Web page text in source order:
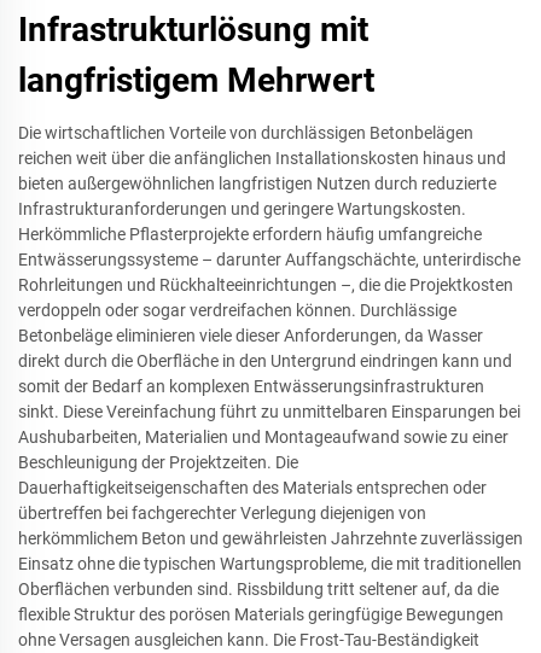
Infrastrukturlösung mit
langfristigem Mehrwert
Die wirtschaftlichen Vorteile von durchlässigen Betonbelägen
reichen weit über die anfänglichen Installationskosten hinaus und
bieten außergewöhnlichen langfristigen Nutzen durch reduzierte
Infrastrukturanforderungen und geringere Wartungskosten.
Herkömmliche Pflasterprojekte erfordern häufig umfangreiche
Entwässerungssysteme – darunter Auffangschächte, unterirdische
Rohrleitungen und Rückhalteeinrichtungen –, die die Projektkosten
verdoppeln oder sogar verdreifachen können. Durchlässige
Betonbeläge eliminieren viele dieser Anforderungen, da Wasser
direkt durch die Oberfläche in den Untergrund eindringen kann und
somit der Bedarf an komplexen Entwässerungsinfrastrukturen
sinkt. Diese Vereinfachung führt zu unmittelbaren Einsparungen bei
Aushubarbeiten, Materialien und Montageaufwand sowie zu einer
Beschleunigung der Projektzeiten. Die
Dauerhaftigkeitseigenschaften des Materials entsprechen oder
übertreffen bei fachgerechter Verlegung diejenigen von
herkömmlichem Beton und gewährleisten Jahrzehnte zuverlässigen
Einsatz ohne die typischen Wartungsprobleme, die mit traditionellen
Oberflächen verbunden sind. Rissbildung tritt seltener auf, da die
flexible Struktur des porösen Materials geringfügige Bewegungen
ohne Versagen ausgleichen kann. Die Frost-Tau-Beständigkeit